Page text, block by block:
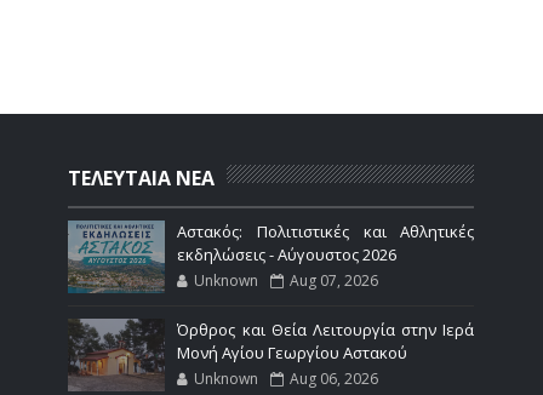
ΤΕΛΕΥΤΑΙΑ ΝΕΑ
Αστακός: Πολιτιστικές και Αθλητικές
εκδηλώσεις - Αύγουστος 2026
Unknown Aug 07, 2026
Όρθρος και Θεία Λειτουργία στην Ιερά
Μονή Αγίου Γεωργίου Αστακού
Unknown Aug 06, 2026